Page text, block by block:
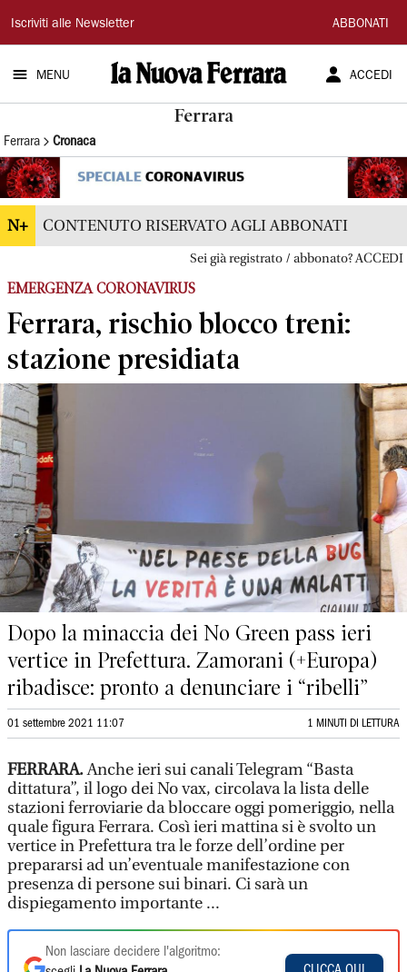
La
Nuova
Ferrara
Iscriviti alle Newsletter ABBONATI
MENU ACCEDI
Ferrara
Ferrara Cronaca
N+ CONTENUTO RISERVATO AGLI ABBONATI
Sei già registrato / abbonato? ACCEDI
EMERGENZA CORONAVIRUS
Ferrara, rischio blocco treni:
stazione presidiata
Dopo la minaccia dei No Green pass ieri
vertice in Prefettura. Zamorani (+Europa)
ribadisce: pronto a denunciare i “ribelli”
01 settembre 2021 11:07 1 MINUTI DI LETTURA
FERRARA.Anche ieri sui canali Telegram “Basta
dittatura”, il logo dei No vax, circolava la lista delle
stazioni ferroviarie da bloccare oggi pomeriggio, nella
quale figura Ferrara. Così ieri mattina si è svolto un
vertice in Prefettura tra le forze dell’ordine per
prepararsi ad un’eventuale manifestazione con
presenza di persone sui binari. Ci sarà un
dispiegamento importante ...
Non lasciare decidere l'algoritmo: